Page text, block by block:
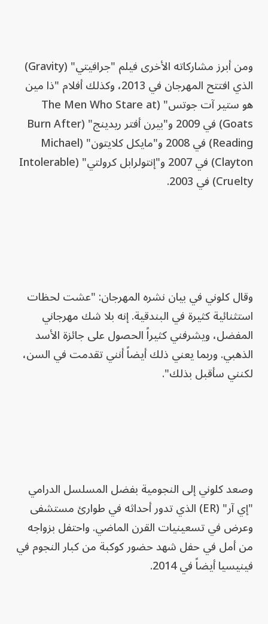
ومن أبرز مشاركاته الأخرى فيلم "جرافيتي" (Gravity)
الذي افتتح المهرجان في 2013، وكذلك أفلام "ذا مين
هو ستير آت جوتس" (The Men Who Stare at
Goats) في 2009 و"بيرن أفتر ريدينج" (Burn After
Reading) في 2008 و"مايكل كلايتون" (Michael
Clayton) في 2007 و"إنتولرابل كرولتي" (Intolerable
Cruelty) في 2003.
وقال كلوني في بيان نشره المهرجان: "عشت لحظات
استثنائية كثيرة في البندقية. إنه بلا شك مهرجاني
المفضل، ويشرفني كثيراً الحصول على جائزة الأسد
الذهبي. وربما يعني ذلك أيضاً أنني تقدمت في السن،
لكنني سأقبل بذلك".
وصعد كلوني إلى النجومية بفضل المسلسل الدرامي
"إي آر" (ER) الذي تدور أحداثه في طوارئ مستشفى
وعرض في تسعينيات القرن الماضي. واحتفل بزواجه
من أمل في حفل شهد حضور كوكبة من كبار النجوم في
فينيسيا أيضاً في 2014.